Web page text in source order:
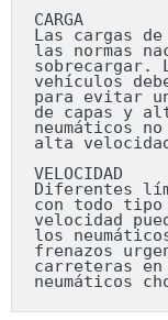
CARGA
Las cargas
las normas
sobrecargar.
vehículos
para evitar
de capas y
neumáticos
alta
VELOCIDAD
Diferentes
con todo tipo
velocidad
los
frenazos
carreteras
neumáticos